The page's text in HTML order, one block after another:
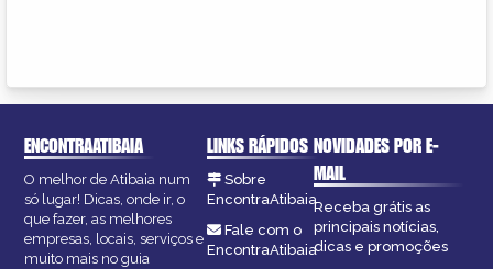
ENCONTRAATIBAIA
O melhor de Atibaia num
só lugar! Dicas, onde ir, o
que fazer, as melhores
empresas, locais, serviços e
muito mais no guia
LINKS RÁPIDOS
Sobre
EncontraAtibaia
Fale com o
EncontraAtibaia
NOVIDADES POR E-
MAIL
Receba grátis as
principais notícias,
dicas e promoções